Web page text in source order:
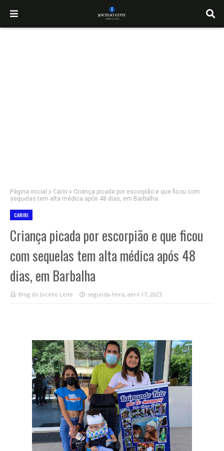
Página inicial Cariri
Criança picada por escorpião e que ficou com
sequelas tem alta médica após 48 dias, em Barbalha
CARIRI
Criança picada por escorpião e que ficou
com sequelas tem alta médica após 48
dias, em Barbalha
Blog do Jocélio Leite segunda-feira, abril 17, 2023